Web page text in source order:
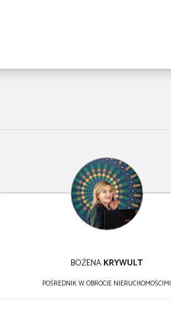
BOŻENAKRYWULT
POŚREDNIK W OBROCIE NIERUCHOMOŚCIMI